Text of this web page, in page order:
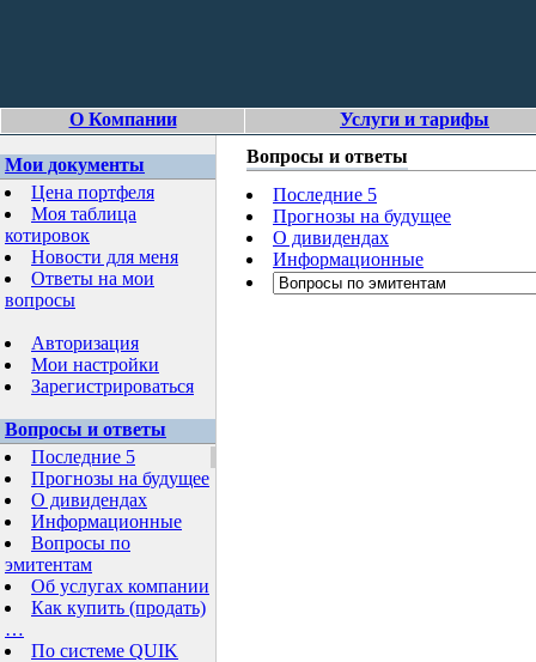
О Компании Услуги и тарифы
Мои документы
Цена портфеля
Моя таблица
котировок
Новости для меня
Ответы на мои
вопросы
Авторизация
Мои настройки
Зарегистрироваться
Вопросы и ответы
Последние 5
Прогнозы на будущее
О дивидендах
Информационные
Вопросы по
эмитентам
Об услугах компании
Как купить (продать)
…
По системе QUIK
Вопросы и ответы
Последние 5
Прогнозы на будущее
О дивидендах
Информационные